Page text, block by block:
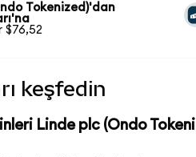
Tokenized)'dan
$76,52
keşfedin
Linde plc (Ondo